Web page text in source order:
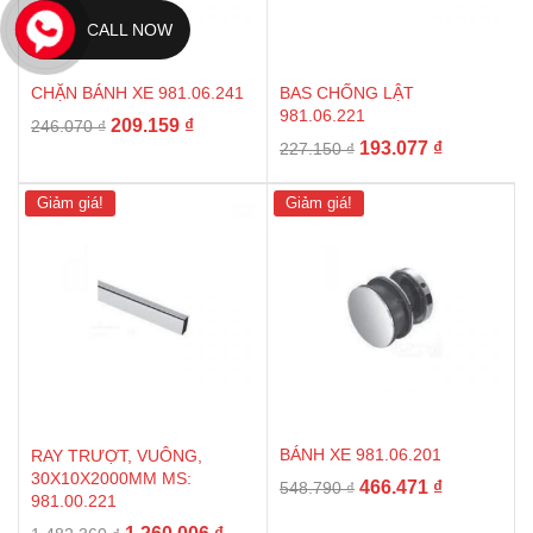
CHẶN BÁNH XE 981.06.241
246.070₫ Giá
246.070 ₫.
209.159 ₫Giá
BAS CHỐNG LẬT
981.06.221
227.150₫ Giá
là:
227.150 ₫.
193.077 ₫Giá
Giảm giá!
RAY TRƯỢT, VUÔNG,
30X10X2000MM MS:
981.00.221
Giảm giá!
BÁNH XE 981.06.201
548.790₫ Giá
466.471 ₫Giá
CALL NOW